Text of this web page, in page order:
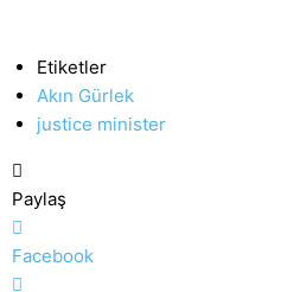
Etiketler
Akın Gürlek
justice minister
Paylaş
Facebook